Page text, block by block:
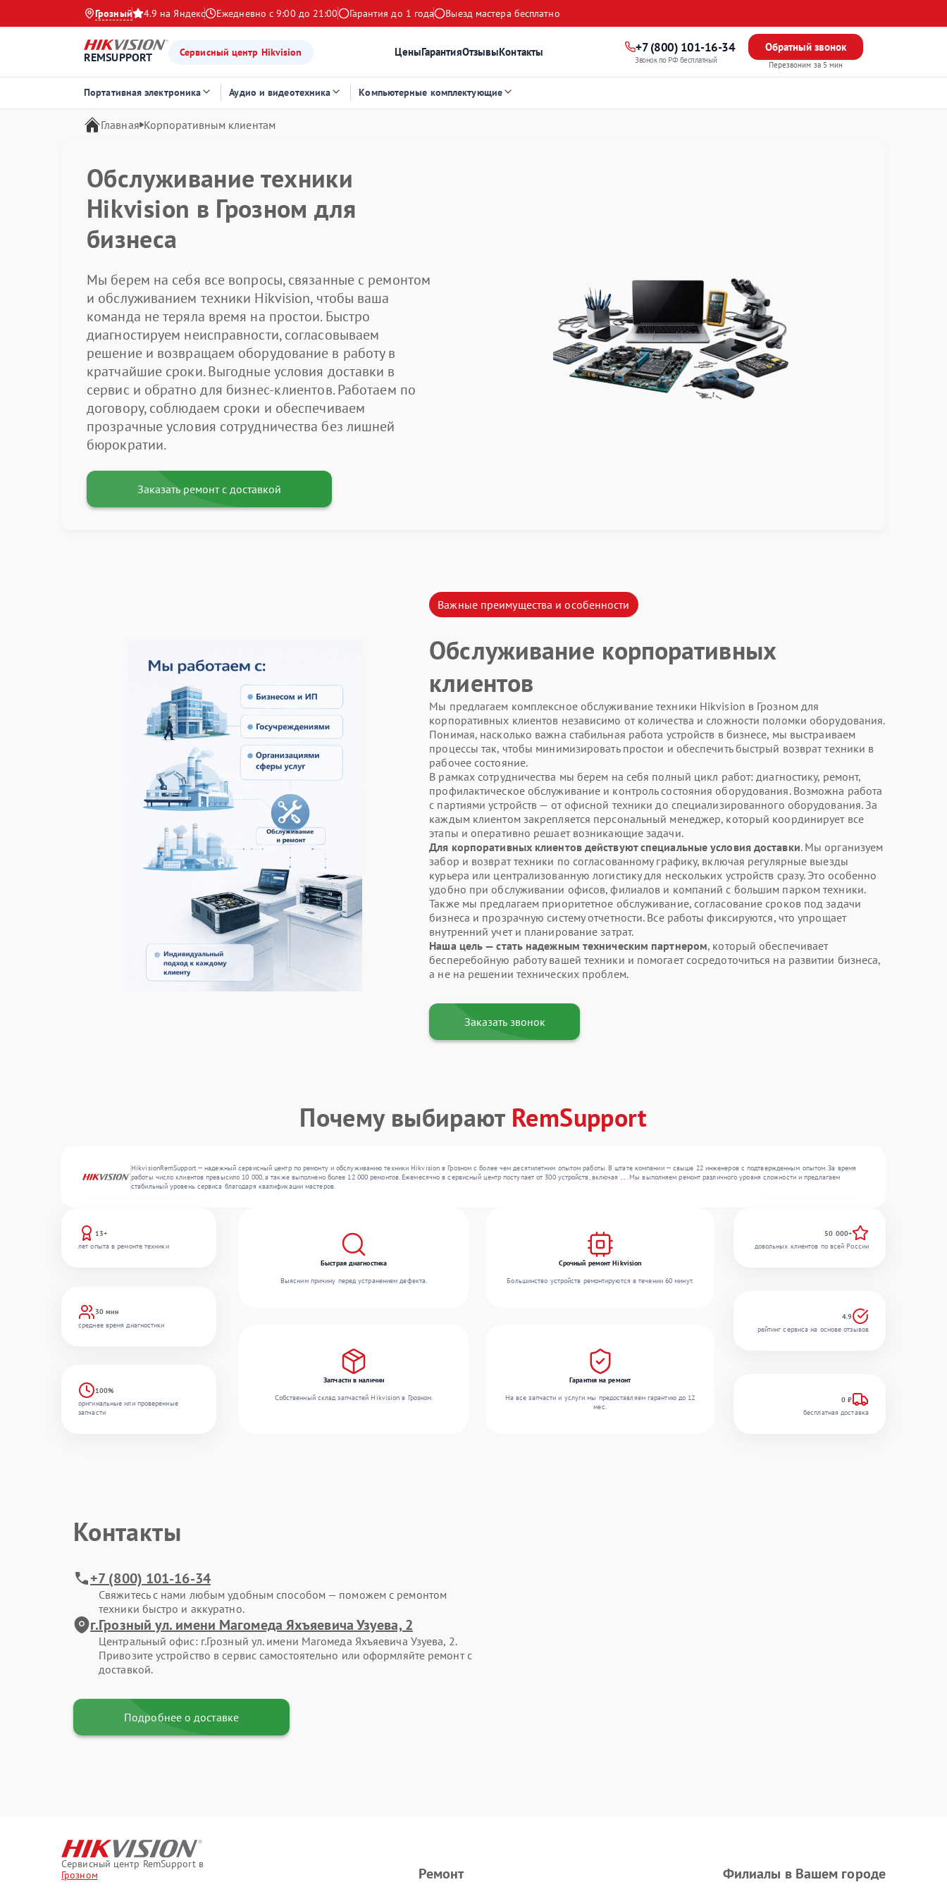
Грозный 4.9 на Яндекс Ежедневно с 9:00 до 21:00 Гарантия до 1 года Выезд мастера бесплатно
REMSUPPORT Сервисный центр Hikvision ЦеныГарантияОтзывыКонтакты +7 (800) 101-16-34
Звонок по РФ бесплатный
Обратный звонок
Перезвоним за 5 мин
Портативная электроника Аудио и видеотехника Компьютерные комплектующие
Главная Корпоративным клиентам
Обслуживание техники
Hikvision в Грозном для
бизнеса
Мы берем на себя все вопросы, связанные с ремонтом
и обслуживанием техники Hikvision, чтобы ваша
команда не теряла время на простои. Быстро
диагностируем неисправности, согласовываем
решение и возвращаем оборудование в работу в
кратчайшие сроки. Выгодные условия доставки в
сервис и обратно для бизнес-клиентов. Работаем по
договору, соблюдаем сроки и обеспечиваем
прозрачные условия сотрудничества без лишней
бюрократии.
Заказать ремонт с доставкой
Важные преимущества и особенности
Обслуживание корпоративных
клиентов
Мы предлагаем комплексное обслуживание техники Hikvision в Грозном для
корпоративных клиентов независимо от количества и сложности поломки оборудования.
Понимая, насколько важна стабильная работа устройств в бизнесе, мы выстраиваем
процессы так, чтобы минимизировать простои и обеспечить быстрый возврат техники в
рабочее состояние.
В рамках сотрудничества мы берем на себя полный цикл работ: диагностику, ремонт,
профилактическое обслуживание и контроль состояния оборудования. Возможна работа
с партиями устройств — от офисной техники до специализированного оборудования. За
каждым клиентом закрепляется персональный менеджер, который координирует все
этапы и оперативно решает возникающие задачи.
Для корпоративных клиентов действуют специальные условия доставки. Мы организуем
забор и возврат техники по согласованному графику, включая регулярные выезды
курьера или централизованную логистику для нескольких устройств сразу. Это особенно
удобно при обслуживании офисов, филиалов и компаний с большим парком техники.
Также мы предлагаем приоритетное обслуживание, согласование сроков под задачи
бизнеса и прозрачную систему отчетности. Все работы фиксируются, что упрощает
внутренний учет и планирование затрат.
Наша цель — стать надежным техническим партнером, который обеспечивает
бесперебойную работу вашей техники и помогает сосредоточиться на развитии бизнеса,
а не на решении технических проблем.
Заказать звонок
Почему выбирают RemSupport
HikvisionRemSupport — надежный сервисный центр по ремонту и обслуживанию техники Hikvision в Грозном с более чем десятилетним опытом работы. В штате компании — свыше 22 инженеров с подтвержденным опытом. За время
работы число клиентов превысило 10 000, а также выполнено более 12 000 ремонтов. Ежемесячно в сервисный центр поступает от 300 устройств, включая , , . Мы выполняем ремонт различного уровня сложности и предлагаем
стабильный уровень сервиса благодаря квалификации мастеров.
13+
лет опыта в ремонте техники
30 мин
среднее время диагностики
100%
оригинальные или проверенные
запчасти
Быстрая диагностика
Выясним причину перед устранением дефекта.
Срочный ремонт Hikvision
Большинство устройств ремонтируются в течении 60 минут.
Запчасти в наличии
Собственный склад запчастей Hikvision в Грозном.
Гарантия на ремонт
На все запчасти и услуги мы предоставляем гарантию до 12
мес.
50 000+
довольных клиентов по всей России
4.9
рейтинг сервиса на основе отзывов
0 ₽
бесплатная доставка
Контакты
+7 (800) 101-16-34
Свяжитесь с нами любым удобным способом — поможем с ремонтом
техники быстро и аккуратно.
г.Грозный ул. имени Магомеда Яхъяевича Узуева, 2
Центральный офис: г.Грозный ул. имени Магомеда Яхъяевича Узуева, 2.
Привозите устройство в сервис самостоятельно или оформляйте ремонт с
доставкой.
Подробнее о доставке
Сервисный центр RemSupport в
Грозном
Ремонт Филиалы в Вашем городе